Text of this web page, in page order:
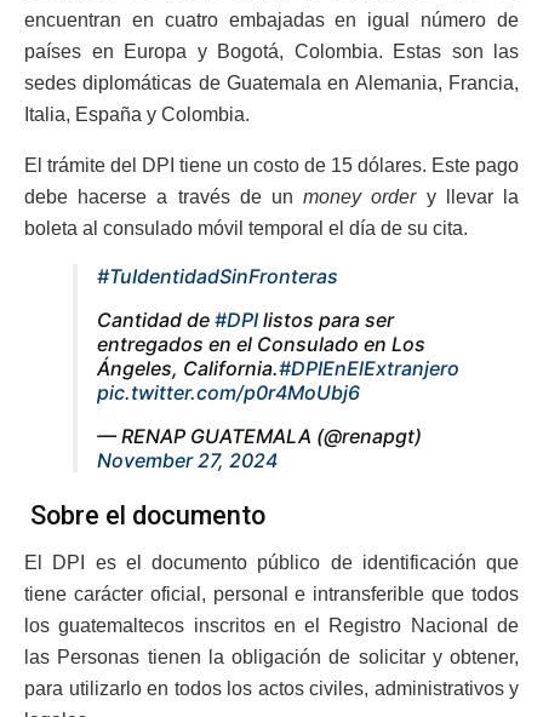
encuentran en cuatro embajadas en igual número de
países en Europa y Bogotá, Colombia. Estas son las
sedes diplomáticas de Guatemala en Alemania, Francia,
Italia, España y Colombia.
El trámite del DPI tiene un costo de 15 dólares. Este pago
debe hacerse a través de unmoney ordery llevar la
boleta al consulado móvil temporal el día de su cita.
#TuIdentidadSinFronteras
Cantidad de #DPIlistos para ser
entregados en el Consulado en Los
Ángeles, California.#DPIEnElExtranjero
pic.twitter.com/p0r4MoUbj6
— RENAP GUATEMALA (@renapgt)
November 27, 2024
Sobre el documento
El DPI es el documento público de identificación que
tiene carácter oficial, personal e intransferible que todos
los guatemaltecos inscritos en el Registro Nacional de
las Personas tienen la obligación de solicitar y obtener,
para utilizarlo en todos los actos civiles, administrativos y